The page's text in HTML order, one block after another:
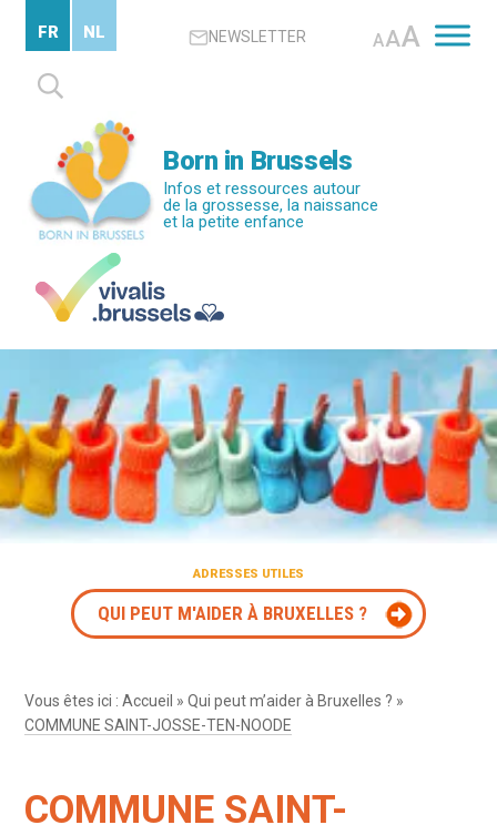
contenu
principal
NEWSLETTER AAA
Rechercher :
FR NL
Born in Brussels
Infos et ressources autour
de la grossesse, la naissance
et la petite enfance
ADRESSES UTILES
QUI PEUT M'AIDER À BRUXELLES ?
Vous êtes ici :Accueil »Qui peut m’aider à Bruxelles ? »
COMMUNE SAINT-JOSSE-TEN-NOODE
COMMUNE SAINT-